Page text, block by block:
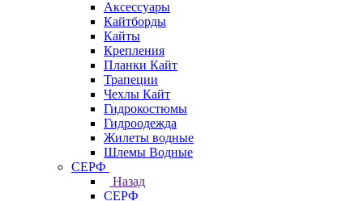
Аксессуары
Кайтборды
Кайты
Крепления
Планки Кайт
Трапеции
Чехлы Кайт
Гидрокостюмы
Гидроодежда
Жилеты водные
Шлемы Водные
СЕРФ
Назад
СЕРФ